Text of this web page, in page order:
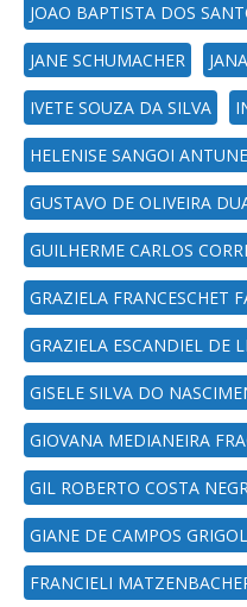
JOAO BAPTISTA DOS
JANE SCHUMACHER
IVETE SOUZA DA SILVA
HELENISE SANGOI
GUSTAVO DE OLIVEIRA
GUILHERME CARLOS
GRAZIELA FRANCESCHET
GRAZIELA ESCANDIEL DE
GISELE SILVA DO
GIOVANA MEDIANEIRA
GIL ROBERTO COSTA
GIANE DE CAMPOS
FRANCIELI